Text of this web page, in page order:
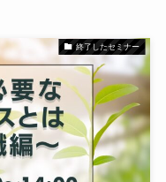
終了したセミナー